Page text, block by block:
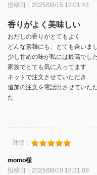
投稿日：2025/08/15 12:01:43
香りがよく美味しい
おだしの香りがとてもよく
どんな素麺にも、とても合いま
少し甘めの味が私には最高でし
家族でとても気に入ってます
ネットで注文させていただき
追加の注文を電話出させていた
た
評価：
momo様
投稿日：2025/08/10 18:31:09